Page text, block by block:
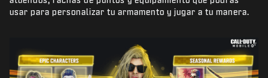
usar para personalizar tu armamento y jugar a tu manera.